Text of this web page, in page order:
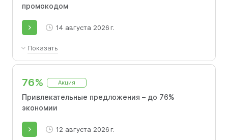
промокодом
14 августа 2026 г.
Показать
Накопительная скидка не суммируется с
промокодом.
76% Акция
Привлекательные предложения – до 76%
экономии
12 августа 2026 г.